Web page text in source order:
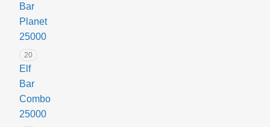
Bar
Planet
25000
20
Elf
Bar
Combo
25000